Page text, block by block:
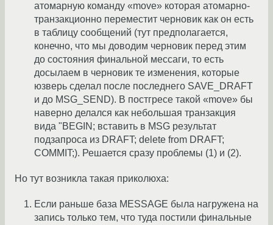
атомарную команду «move» которая атомарно-
транзакционно переместит черновик как он есть
в таблицу сообщений (тут предполагается,
конечно, что мы доводим черновик перед этим
до состояния финальной мессаги, то есть
досылаем в черновик те изменения, которые
юзверь сделал после последнего SAVE_DRAFT
и до MSG_SEND). В постгресе такой «move» бы
наверно делался как небольшая транзакция
вида "BEGIN; вставить в MSG результат
подзапроса из DRAFT; delete from DRAFT;
COMMIT;). Решается сразу проблемы (1) и (2).
Но тут возникла такая приколюха:
Если раньше база MESSAGE была нагружена на
запись только тем, что туда постили финальные